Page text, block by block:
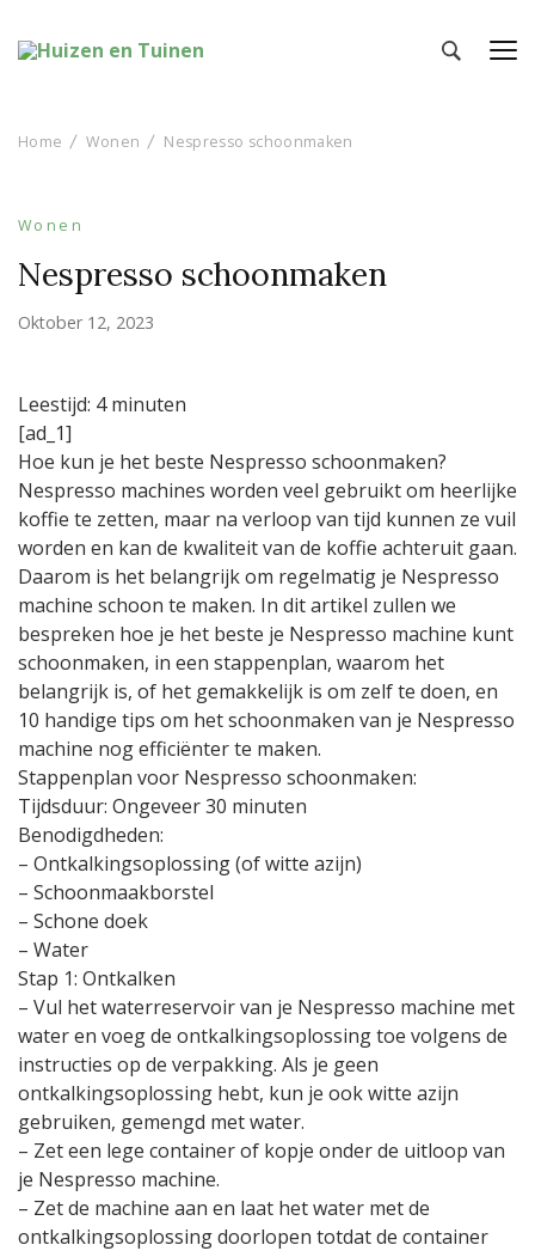
Home Wonen Nespresso schoonmaken
Wonen
Nespresso schoonmaken
Oktober 12, 2023
Leestijd: 4 minuten
[ad_1]
Hoe kun je het beste Nespresso schoonmaken?
Nespresso machines worden veel gebruikt om heerlijke
koffie te zetten, maar na verloop van tijd kunnen ze vuil
worden en kan de kwaliteit van de koffie achteruit gaan.
Daarom is het belangrijk om regelmatig je Nespresso
machine schoon te maken. In dit artikel zullen we
bespreken hoe je het beste je Nespresso machine kunt
schoonmaken, in een stappenplan, waarom het
belangrijk is, of het gemakkelijk is om zelf te doen, en
10 handige tips om het schoonmaken van je Nespresso
machine nog efficiënter te maken.
Stappenplan voor Nespresso schoonmaken:
Tijdsduur: Ongeveer 30 minuten
Benodigdheden:
– Ontkalkingsoplossing (of witte azijn)
– Schoonmaakborstel
– Schone doek
– Water
Stap 1: Ontkalken
– Vul het waterreservoir van je Nespresso machine met
water en voeg de ontkalkingsoplossing toe volgens de
instructies op de verpakking. Als je geen
ontkalkingsoplossing hebt, kun je ook witte azijn
gebruiken, gemengd met water.
– Zet een lege container of kopje onder de uitloop van
je Nespresso machine.
– Zet de machine aan en laat het water met de
ontkalkingsoplossing doorlopen totdat de container